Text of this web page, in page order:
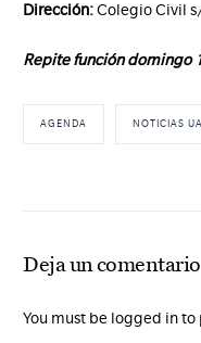
Dirección:Colegio Civil
Repite función domingo
AGENDA NOTICIAS
Deja un comentario
You must be logged in to